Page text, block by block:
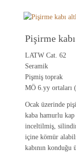
Pişirme
LATW Cat. 62
Seramik
Pişmiş toprak
MÖ 6.yy ortaları
Ocak üzerinde
kaba hamurlu kap
inceltilmiş,
içine kömür
kabının konduğu